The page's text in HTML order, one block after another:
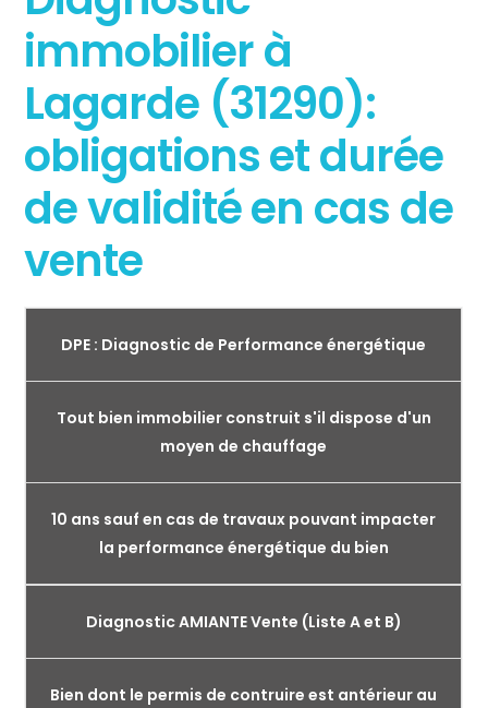
immobilier à
Lagarde (31290):
obligations et durée
de validité en cas de
vente
DPE : Diagnostic de Performance énergétique
Tout bien immobilier construit s'il dispose d'un
moyen de chauffage
10 ans sauf en cas de travaux pouvant impacter
la performance énergétique du bien
Diagnostic AMIANTE Vente (Liste A et B)
Bien dont le permis de contruire est antérieur au